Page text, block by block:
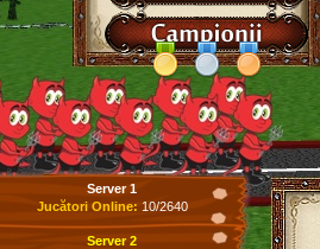
Server 1
Jucători Online: 10/2640
Server 2